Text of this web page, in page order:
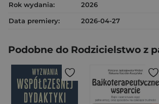
Rok wydania:
2026
Data premiery:
2026-04-27
Podobne do Rodzicielstwo z